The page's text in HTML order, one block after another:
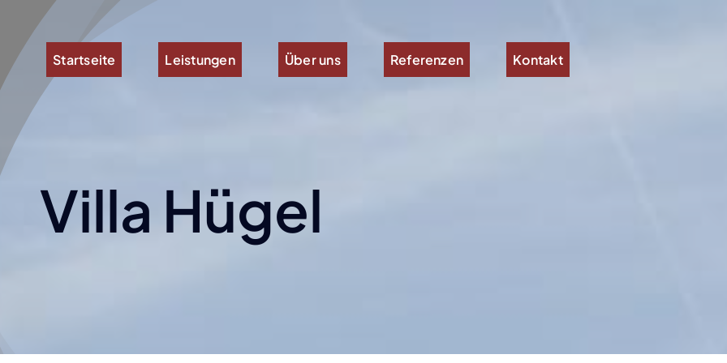
Startseite Leistungen Über uns Referenzen Kontakt
Villa Hügel